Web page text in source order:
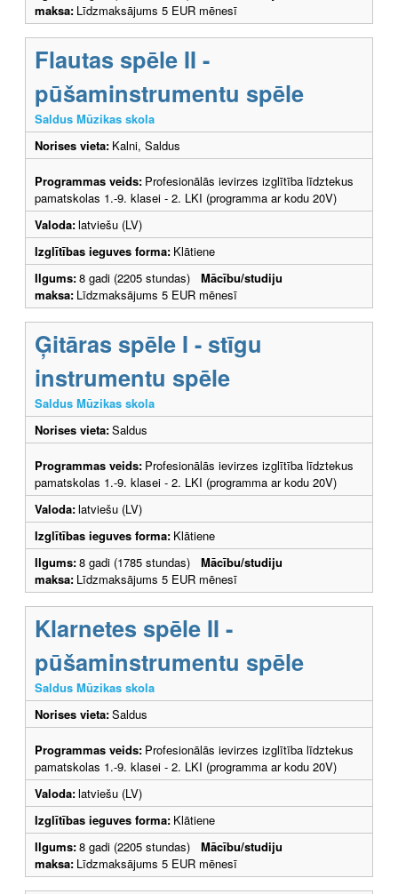
maksa: Līdzmaksājums 5 EUR mēnesī
Flautas spēle II -
pūšaminstrumentu spēle
Saldus Mūzikas skola
Norises vieta: Kalni, Saldus
Programmas veids: Profesionālās ievirzes izglītība līdztekus
pamatskolas 1.-9. klasei - 2. LKI (programma ar kodu 20V)
Valoda:latviešu (LV)
Izglītības ieguves forma: Klātiene
Ilgums:8 gadi (2205 stundas) Mācību/studiju
maksa: Līdzmaksājums 5 EUR mēnesī
Ģitāras spēle I - stīgu
instrumentu spēle
Saldus Mūzikas skola
Norises vieta:Saldus
Programmas veids: Profesionālās ievirzes izglītība līdztekus
pamatskolas 1.-9. klasei - 2. LKI (programma ar kodu 20V)
Valoda:latviešu (LV)
Izglītības ieguves forma: Klātiene
Ilgums:8 gadi (1785 stundas) Mācību/studiju
maksa: Līdzmaksājums 5 EUR mēnesī
Klarnetes spēle II -
pūšaminstrumentu spēle
Saldus Mūzikas skola
Norises vieta:Saldus
Programmas veids: Profesionālās ievirzes izglītība līdztekus
pamatskolas 1.-9. klasei - 2. LKI (programma ar kodu 20V)
Valoda:latviešu (LV)
Izglītības ieguves forma: Klātiene
Ilgums:8 gadi (2205 stundas) Mācību/studiju
maksa: Līdzmaksājums 5 EUR mēnesī